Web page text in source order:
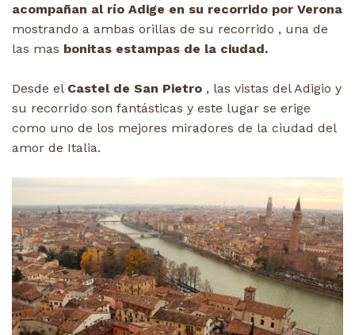
acompañan al río Adige en su recorrido por Verona
mostrando a ambas orillas de su recorrido , una de
las mas bonitas estampas de la ciudad.
Desde el Castel de San Pietro , las vistas del Adigio y
su recorrido son fantásticas y este lugar se erige
como uno de los mejores miradores de la ciudad del
amor de Italia.